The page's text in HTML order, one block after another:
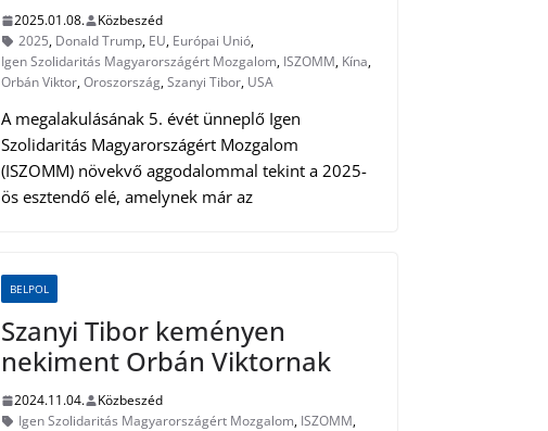
2025.01.08.
Közbeszéd
2025, Donald Trump, EU, Európai Unió,
Igen Szolidaritás Magyarországért Mozgalom, ISZOMM, Kína,
Orbán Viktor,Oroszország,Szanyi Tibor, USA
A megalakulásának 5. évét ünneplő Igen
Szolidaritás Magyarországért Mozgalom
(ISZOMM) növekvő aggodalommal tekint a 2025-
ös esztendő elé, amelynek már az
BELPOL
Szanyi Tibor keményen
nekiment Orbán Viktornak
2024.11.04.
Közbeszéd
Igen Szolidaritás Magyarországért Mozgalom, ISZOMM,